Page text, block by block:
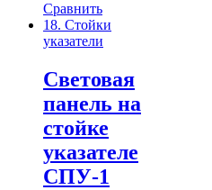
Сравнить
18. Стойки
указатели
Световая
панель на
стойке
указателе
СПУ-1